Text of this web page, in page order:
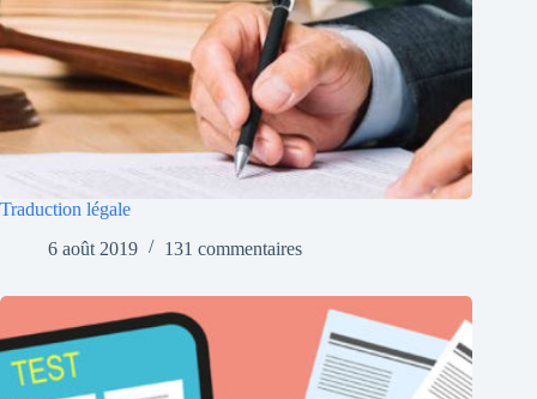
Traduction légale
6 août 2019
131 commentaires